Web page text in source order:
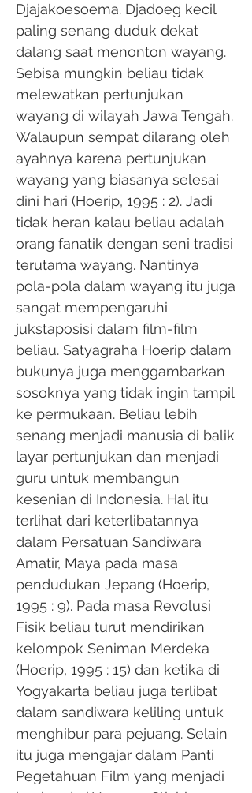
Djajakoesoema. Djadoeg kecil
paling senang duduk dekat
dalang saat menonton wayang.
Sebisa mungkin beliau tidak
melewatkan pertunjukan
wayang di wilayah Jawa Tengah.
Walaupun sempat dilarang oleh
ayahnya karena pertunjukan
wayang yang biasanya selesai
dini hari (Hoerip, 1995 : 2). Jadi
tidak heran kalau beliau adalah
orang fanatik dengan seni tradisi
terutama wayang. Nantinya
pola-pola dalam wayang itu juga
sangat mempengaruhi
jukstaposisi dalam film-film
beliau. Satyagraha Hoerip dalam
bukunya juga menggambarkan
sosoknya yang tidak ingin tampil
ke permukaan. Beliau lebih
senang menjadi manusia di balik
layar pertunjukan dan menjadi
guru untuk membangun
kesenian di Indonesia. Hal itu
terlihat dari keterlibatannya
dalam Persatuan Sandiwara
Amatir, Maya pada masa
pendudukan Jepang (Hoerip,
1995 : 9). Pada masa Revolusi
Fisik beliau turut mendirikan
kelompok Seniman Merdeka
(Hoerip, 1995 : 15) dan ketika di
Yogyakarta beliau juga terlibat
dalam sandiwara keliling untuk
menghibur para pejuang. Selain
itu juga mengajar dalam Panti
Pegetahuan Film yang menjadi